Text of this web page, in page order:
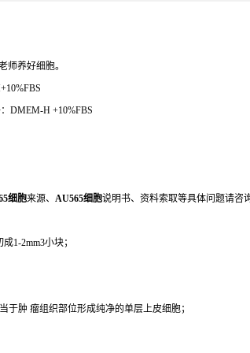
师养好细胞。
DMEM-H +10%FBS
细胞来源、 AU565细胞说明书、资料索取等具体问题请咨
1-2mm3小块；
肿 瘤组织部位形成纯净的单层上皮细胞；